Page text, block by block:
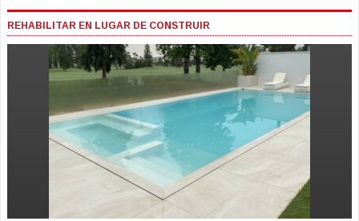
REHABILITAR EN LUGAR DE CONSTRUIR